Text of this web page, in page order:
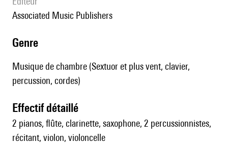
Associated Music Publishers
genre
Musique de chambre (Sextuor et plus vent, clavier,
percussion, cordes)
effectif détaillé
2 pianos, flûte, clarinette, saxophone, 2 percussionnistes,
récitant, violon, violoncelle